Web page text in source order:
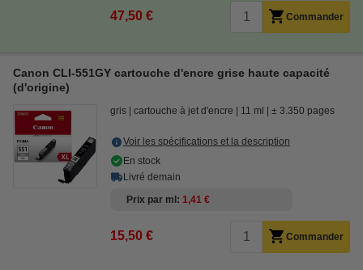
47,50 € Commander
Canon CLI-551GY cartouche d'encre grise haute capacité
(d'origine)
gris cartouche à jet d'encre 11 ml ± 3.350 pages
Voir les spécifications et la description
En stock
Livré demain
Prix par ml
1,41 €
15,50 € Commander